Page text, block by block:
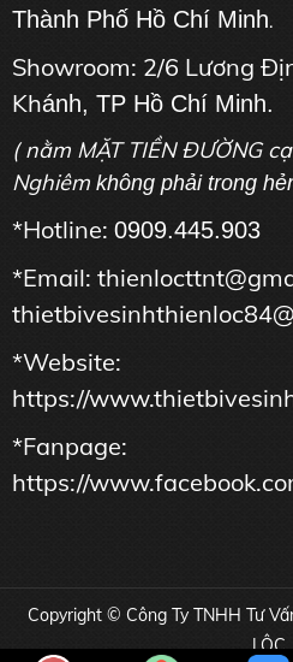
Thành Phố Hồ Chí Minh.
Showroom: 2/6 Lương
Khánh, TP Hồ Chí Minh.
( nằm MẶT TIỀN ĐƯỜNG
Nghiêm không phải trong
*Hotline: 0909.445.903
*Email:
*Website:
https://
*Fanpage:
https://
Copyright © Công Ty TNHH Tư
LỘC